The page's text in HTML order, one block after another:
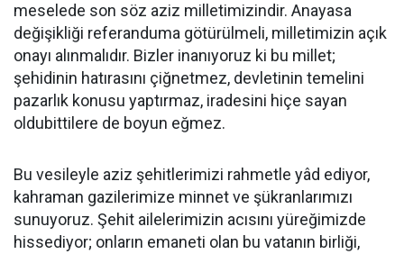
meselede son söz aziz milletimizindir. Anayasa
değişikliği referanduma götürülmeli, milletimizin açık
onayı alınmalıdır. Bizler inanıyoruz ki bu millet;
şehidinin hatırasını çiğnetmez, devletinin temelini
pazarlık konusu yaptırmaz, iradesini hiçe sayan
oldubittilere de boyun eğmez.
Bu vesileyle aziz şehitlerimizi rahmetle yâd ediyor,
kahraman gazilerimize minnet ve şükranlarımızı
sunuyoruz. Şehit ailelerimizin acısını yüreğimizde
hissediyor; onların emaneti olan bu vatanın birliği,